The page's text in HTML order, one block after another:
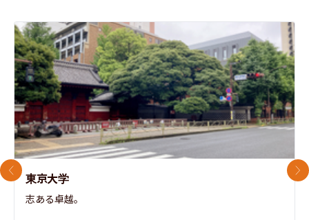
東京大学
志ある卓越。
前のスライド 次